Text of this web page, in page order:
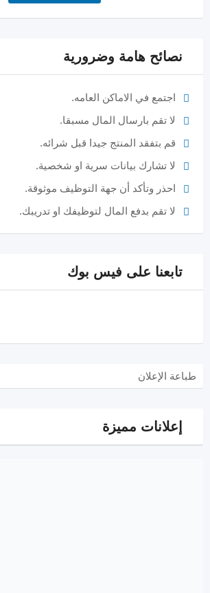
نصائح هامة وضرورية
اجتمع في الاماكن العامه.
لا تقم بارسال المال مسبقا.
قم بتفقد المنتج جيدا قبل شرائه.
لا تشارك بيانات سرية او شخصية.
احذر وتأكد أن جهة التوظيف موثوقة.
لا تقم بدفع المال لتوظيفك او تدريبك.
تابعنا على فيس بوك
طباعة الإعلان
إعلانات مميزة